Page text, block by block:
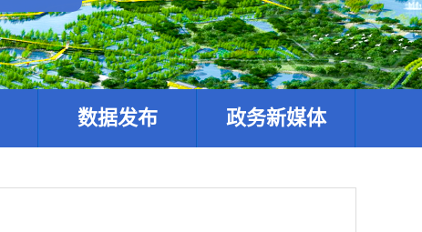
数据发布 政务新媒体